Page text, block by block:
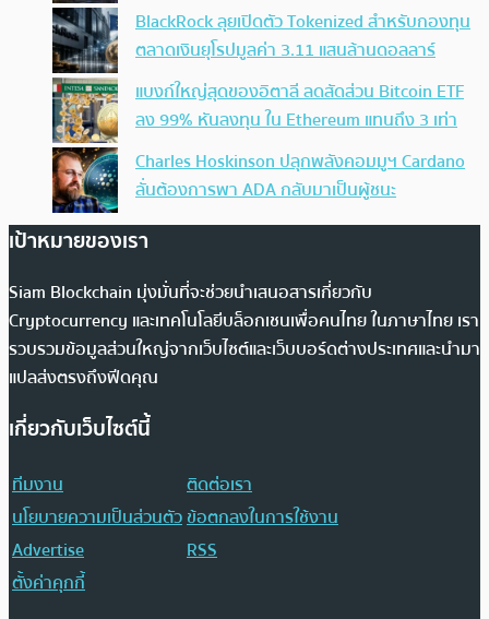
BlackRock ลุยเปิดตัว Tokenized สำหรับกองทุน
ตลาดเงินยุโรปมูลค่า 3.11 แสนล้านดอลลาร์
แบงก์ใหญ่สุดของอิตาลี ลดสัดส่วน Bitcoin ETF
ลง 99% หันลงทุน ใน Ethereum แทนถึง 3 เท่า
Charles Hoskinson ปลุกพลังคอมมูฯ Cardano
ลั่นต้องการพา ADA กลับมาเป็นผู้ชนะ
เป้าหมายของเรา
Siam Blockchain มุ่งมั่นที่จะช่วยนำเสนอสารเกี่ยวกับ
Cryptocurrency และเทคโนโลยีบล็อกเชนเพื่อคนไทย ในภาษาไทย เรา
รวบรวมข้อมูลส่วนใหญ่จากเว็บไซต์และเว็บบอร์ดต่างประเทศและนำมา
แปลส่งตรงถึงฟีดคุณ
เกี่ยวกับเว็บไซต์นี้
ทีมงาน
ติดต่อเรา
นโยบายความเป็นส่วนตัวข้อตกลงในการใช้งาน
Advertise
RSS
ตั้งค่าคุกกี้